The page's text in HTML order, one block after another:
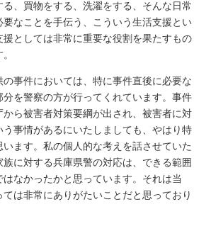
、買物をする、洗濯をする、そんな日常
要なことを手伝う、こういう生活支援とい
援としては非常に重要な役割を果たすもの
事件においては、特に事件直後に必要な
を警察の方が行ってくれています。事件
ら被害者対策要綱が出され、被害者に対
う事情があるにいたしましても、やはり特
ます。私の個人的な考えを話させていた
に対する兵庫県警の対応は、できる範囲
なかったかと思っています。それは当
は非常にありがたいことだと思っており